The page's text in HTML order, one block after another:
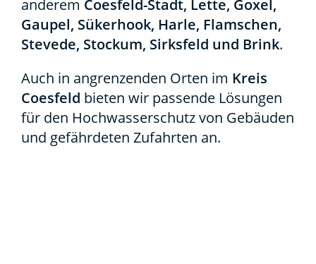
ande­rem Coes­­feld-Stadt, Let­te, Goxel,
Gau­pel, Süker­hook, Har­le, Flam­schen,
Ste­ve­de, Sto­ckum, Sirks­feld und Brink.
Auch in angren­zen­den Orten im Kreis
Coes­feld bie­ten wir pas­sen­de Lösun­gen
für den Hoch­was­ser­schutz von Gebäu­den
und gefähr­de­ten Zufahr­ten an.